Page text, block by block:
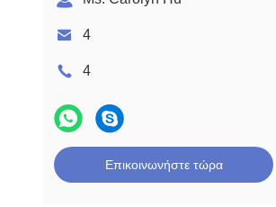
4
4
Επικοινωνήστε τώρα